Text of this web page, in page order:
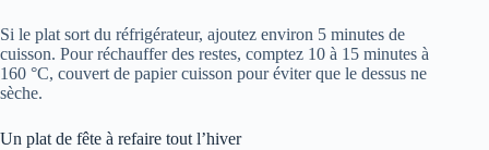
Si le plat sort du réfrigérateur, ajoutez environ 5 minutes de
cuisson. Pour réchauffer des restes, comptez 10 à 15 minutes à
160 °C, couvert de papier cuisson pour éviter que le dessus ne
sèche.
Un plat de fête à refaire tout l’hiver